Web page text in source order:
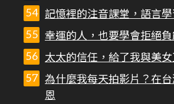
記憶裡的注音課堂，語言
幸運的人，也要學會拒絕
太太的信任，給了我與美
為什麼我每天拍影片？在
恩